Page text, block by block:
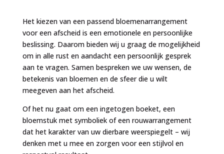
Het kiezen van een passend bloemenarrangement
voor een afscheid is een emotionele en persoonlijke
beslissing. Daarom bieden wij u graag de mogelijkheid
om in alle rust en aandacht een persoonlijk gesprek
aan te vragen. Samen bespreken we uw wensen, de
betekenis van bloemen en de sfeer die u wilt
meegeven aan het afscheid.
Of het nu gaat om een ingetogen boeket, een
bloemstuk met symboliek of een rouwarrangement
dat het karakter van uw dierbare weerspiegelt – wij
denken met u mee en zorgen voor een stijlvol en